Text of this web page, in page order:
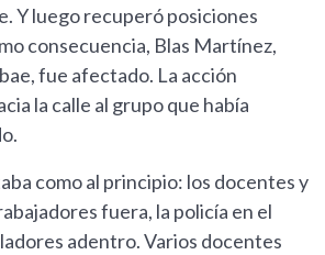
Y luego recuperó posiciones
consecuencia, Blas Martínez,
fue afectado. La acción
la calle al grupo que había
como al principio: los docentes y
fuera, la policía en el
adentro. Varios docentes